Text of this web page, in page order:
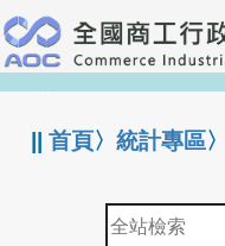
跳
到
主
要
:::
||首頁〉統計專區〉
全
站